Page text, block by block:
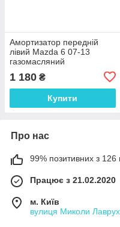
Амортизатор передній
лівий Mazda 6 07-13
газомасляний
1 180 ₴
Купити
Про нас
99% позитивних з 126
Працює з 21.02.2020
м. Київ
вулиця Миколи